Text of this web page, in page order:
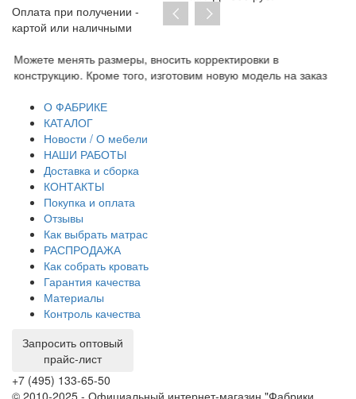
Оплата при получении -
картой или наличными
Можете менять размеры, вносить корректировки в
конструкцию. Кроме того, изготовим новую модель на заказ
О ФАБРИКЕ
КАТАЛОГ
Новости / О мебели
НАШИ РАБОТЫ
Доставка и сборка
КОНТАКТЫ
Покупка и оплата
Отзывы
Как выбрать матрас
РАСПРОДАЖА
Как собрать кровать
Гарантия качества
Материалы
Контроль качества
Запросить оптовый
прайс-лист
+7 (495) 133-65-50
© 2010-2025 - Официальный интернет-магазин "Фабрики